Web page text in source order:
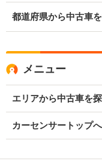
都道府県から中古車
メニュー
エリアから中古車を
カーセンサートップへ